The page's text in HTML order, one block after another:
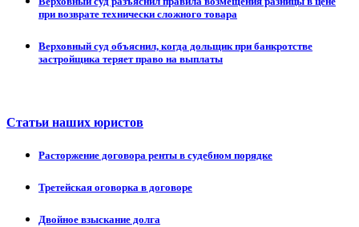
при возврате технически сложного товара
Верховный суд объяснил, когда дольщик при банкротстве
застройщика теряет право на выплаты
Статьи наших юристов
Расторжение договора ренты в судебном порядке
Третейская оговорка в договоре
Двойное взыскание долга